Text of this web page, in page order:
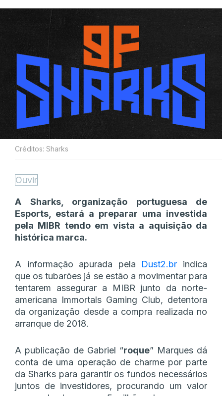
Créditos: Sharks
Ouvir
A Sharks, organização portuguesa de
Esports, estará a preparar uma investida
pela MIBR tendo em vista a aquisição da
histórica marca.
A informação apurada pela Dust2.br indica
que os tubarões já se estão a movimentar para
tentarem assegurar a MIBR junto da norte-
americana Immortals Gaming Club, detentora
da organização desde a compra realizada no
arranque de 2018.
A publicação de Gabriel “roque” Marques dá
conta de uma operação de charme por parte
da Sharks para garantir os fundos necessários
juntos de investidores, procurando um valor